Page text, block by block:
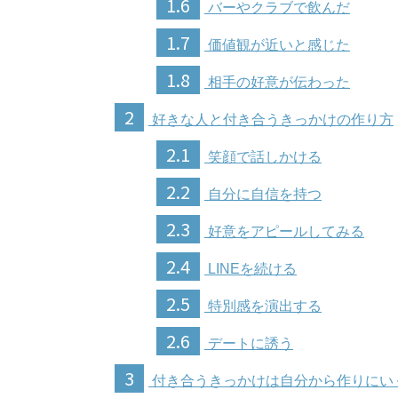
バーやクラブで飲んだ
1.7 価値観が近いと感じた
1.8 相手の好意が伝わった
2 好きな人と付き合うきっかけの作り方
2.1 笑顔で話しかける
2.2 自分に自信を持つ
2.3 好意をアピールしてみる
2.4 LINEを続ける
2.5 特別感を演出する
2.6 デートに誘う
3 付き合うきっかけは自分から作りにい